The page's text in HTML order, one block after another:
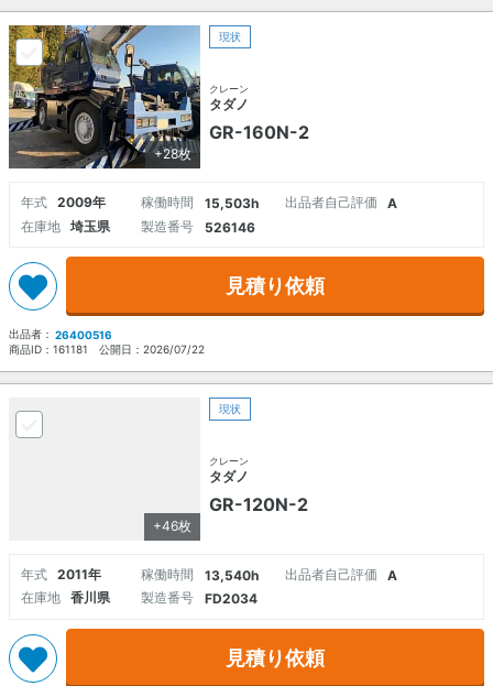
+28枚
現状
クレーン
タダノ
GR-160N-2
年式 2009年 稼働時間 15,503h 出品者自己評価
A
在庫地
埼玉県 製造番号 526146
見積り依頼
出品者： 26400516
商品ID： 161181 公開日： 2026/07/22
+46枚
現状
クレーン
タダノ
GR-120N-2
年式 2011年 稼働時間 13,540h 出品者自己評価
A
在庫地
香川県 製造番号 FD2034
見積り依頼